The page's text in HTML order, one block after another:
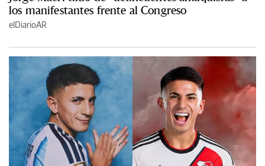
los manifestantes frente al Congreso
elDiarioAR